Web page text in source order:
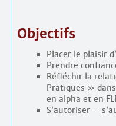
Objectifs
Placer le plaisir
Prendre
Réﬂéchir la
Pratiques »
en alpha et en
S’autoriser –